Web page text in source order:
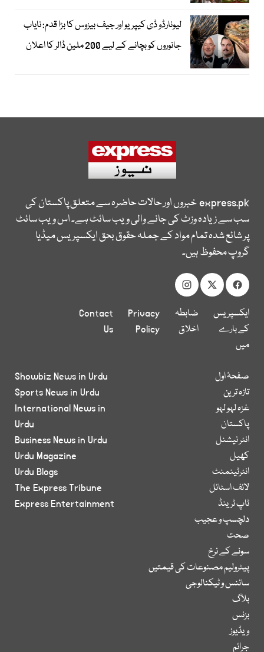
لیونارڈو ڈی کیپریو اور جیف بیزوس کا بڑا قدم: نایاب
جانوروں کو بچانے کے لیے 200 ملین ڈالر کا اعلان
express.pkخبروں اور حالات حاضرہ سے متعلق پاکستان کی
سب سے زیادہ وزٹ کی جانے والی ویب سائٹ ہے۔ اس ویب سائٹ
پر شائع شدہ تمام مواد کے جملہ حقوق بحق ایکسپریس میڈیا
گروپ محفوظ ہیں۔
ایکسپریس
کے بارے
میں
ضابطہ
اخلاق
Privacy
Policy
Contact
Us
صفحۂ اول
تازہ ترین
غزہ لہو لہو
پاکستان
انٹر نیشنل
کھیل
انٹرٹینمنٹ
لائف اسٹائل
ٹاپ ٹرینڈ
دلچسپ و عجیب
صحت
سونے کے نرخ
پیٹرولیم مصنوعات کی قیمتیں
سائنس و ٹیکنالوجی
بلاگ
بزنس
ویڈیوز
جرائم
Showbiz News in Urdu
Sports News in Urdu
International News in
Urdu
Business News in Urdu
Urdu Magazine
Urdu Blogs
The Express Tribune
Express Entertainment